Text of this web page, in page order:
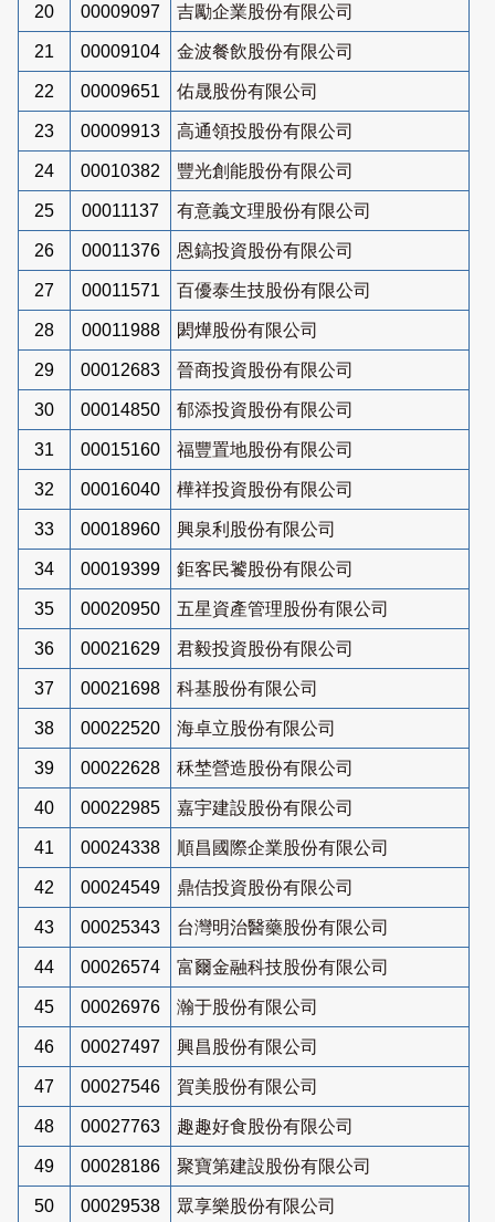
20 00009097 吉勵企業股份有限公司
21 00009104 金波餐飲股份有限公司
22 00009651 佑晟股份有限公司
23 00009913 高通領投股份有限公司
24 00010382 豐光創能股份有限公司
25 00011137 有意義文理股份有限公司
26 00011376 恩鎬投資股份有限公司
27 00011571 百優泰生技股份有限公司
28 00011988 閎燁股份有限公司
29 00012683 晉商投資股份有限公司
30 00014850 郁添投資股份有限公司
31 00015160 福豐置地股份有限公司
32 00016040 樺祥投資股份有限公司
33 00018960 興泉利股份有限公司
34 00019399 鉅客民饕股份有限公司
35 00020950 五星資產管理股份有限公司
36 00021629 君毅投資股份有限公司
37 00021698 科基股份有限公司
38 00022520 海卓立股份有限公司
39 00022628 秝埜營造股份有限公司
40 00022985 嘉宇建設股份有限公司
41 00024338 順昌國際企業股份有限公司
42 00024549 鼎佶投資股份有限公司
43 00025343 台灣明治醫藥股份有限公司
44 00026574 富爾金融科技股份有限公司
45 00026976 瀚于股份有限公司
46 00027497 興昌股份有限公司
47 00027546 賀美股份有限公司
48 00027763 趣趣好食股份有限公司
49 00028186 聚寶第建設股份有限公司
50 00029538
眾享樂股份有限公司